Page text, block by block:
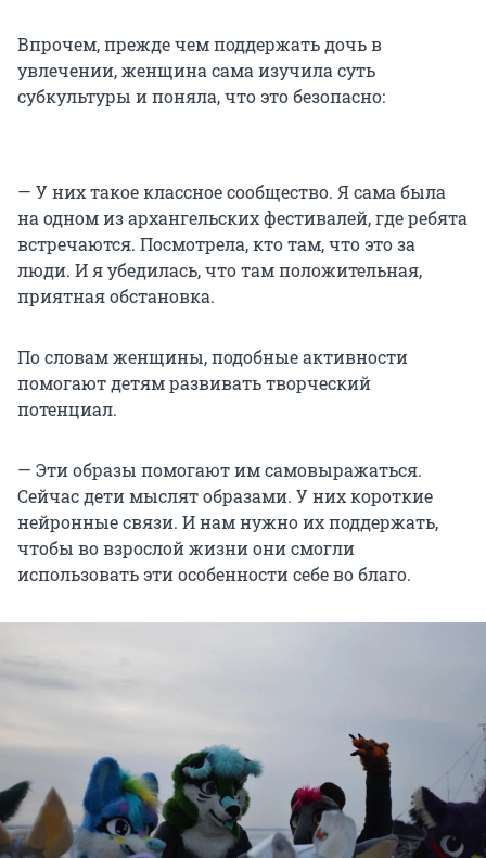
Впрочем, прежде чем поддержать дочь в
увлечении, женщина сама изучила суть
субкультуры и поняла, что это безопасно:
— У них такое классное сообщество. Я сама была
на одном из архангельских фестивалей, где ребята
встречаются. Посмотрела, кто там, что это за
люди. И я убедилась, что там положительная,
приятная обстановка.
По словам женщины, подобные активности
помогают детям развивать творческий
потенциал.
— Эти образы помогают им самовыражаться.
Сейчас дети мыслят образами. У них короткие
нейронные связи. И нам нужно их поддержать,
чтобы во взрослой жизни они смогли
использовать эти особенности себе во благо.